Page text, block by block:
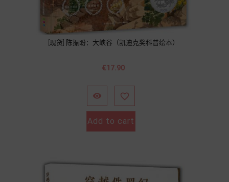
[现货] 陈振盼：大峡谷（凯迪克奖科普绘本）
Price
€17.90
 
Add to cart